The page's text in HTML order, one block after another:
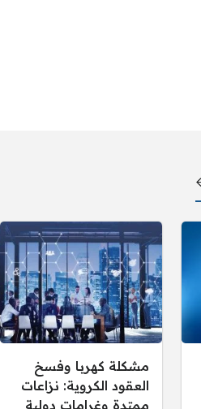
مشكلة كهربا وفسخ
العقود الكروية: نزاعات
ممتدة وغرامات دولية